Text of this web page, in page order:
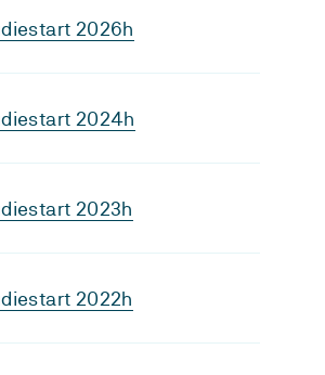
2026h
2024h
2023h
2022h